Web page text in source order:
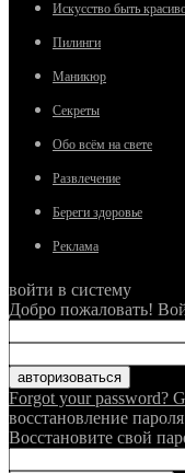
Искусство быть
Пилинги
Маникюр
Секреты
Обо всём на свете
Развлечение
Береги здоровье
Реклама
войти в систему
Добро пожаловать!
Forgot your password?
восстановление пароля
Восстановите свой